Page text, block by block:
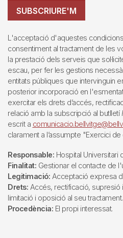
SUBSCRIURE'M
L'acceptació d'aquestes
consentiment al tractament de les
la prestació dels serveis que
escau, per fer les gestions
entitats públiques que intervinguin
posterior incorporació en
exercitar els drets d’accés,
relació amb la subscripció al butlletí
escrit a
clarament a l’assumpte "Exercici de
Responsable: Hospital Universitari
Finalitat: Gestionar el contacte de
Legitimació: Acceptació expresa
Drets: Accés, rectificació, supresió
limitació i oposició al seu tractament.
Procedència: El propi interessat.